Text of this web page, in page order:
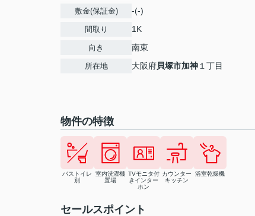
敷金(保証金) -(-)
間取り 1K
向き 南東
所在地 大阪府貝塚市加神 １丁目
物件の特徴
バストイレ
別
室内洗濯機
置場
TVモニタ付
きインター
ホン
カウンター
キッチン
浴室乾燥機
セールスポイント